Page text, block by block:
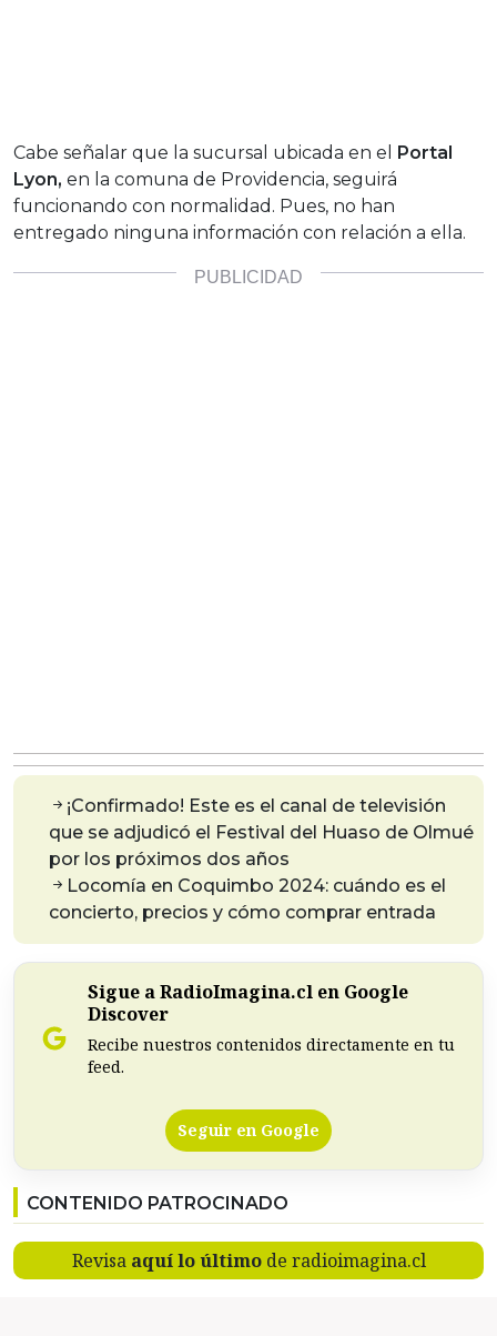
Cabe señalar que la sucursal ubicada en el Portal
Lyon, en la comuna de Providencia, seguirá
funcionando con normalidad. Pues, no han
entregado ninguna información con relación a ella.
¡Confirmado! Este es el canal de televisión
que se adjudicó el Festival del Huaso de Olmué
por los próximos dos años
Locomía en Coquimbo 2024: cuándo es el
concierto, precios y cómo comprar entrada
Sigue a RadioImagina.cl en Google
Discover
Recibe nuestros contenidos directamente en tu
feed.
Seguir en Google
CONTENIDO PATROCINADO
Revisa aquí lo últimode radioimagina.cl